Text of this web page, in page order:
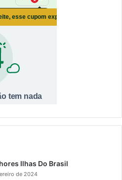
Ilhas Do Brasil
de 2024